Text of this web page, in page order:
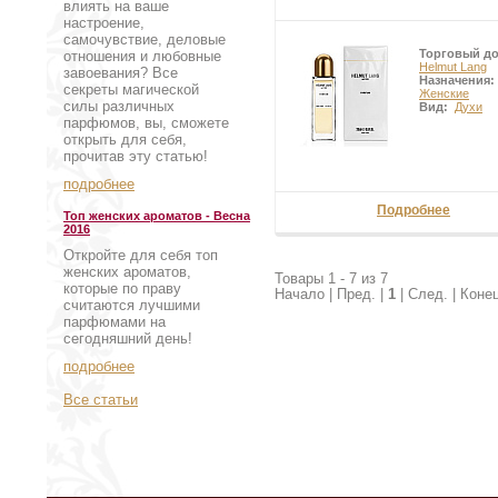
влиять на ваше
настроение,
самочувствие, деловые
отношения и любовные
завоевания? Все
секреты магической
силы различных
парфюмов, вы, сможете
открыть для себя,
прочитав эту статью!
подробнее
Топ женских ароматов - Весна
2016
Откройте для себя топ
женских ароматов,
которые по праву
считаются лучшими
парфюмами на
сегодняшний день!
подробнее
Все статьи
Торговый
Helmut Lang
Назначения:
Женские
Вид: Духи
Подробнее
Товары 1 - 7 из 7
Начало | Пред. | 1 | След. |